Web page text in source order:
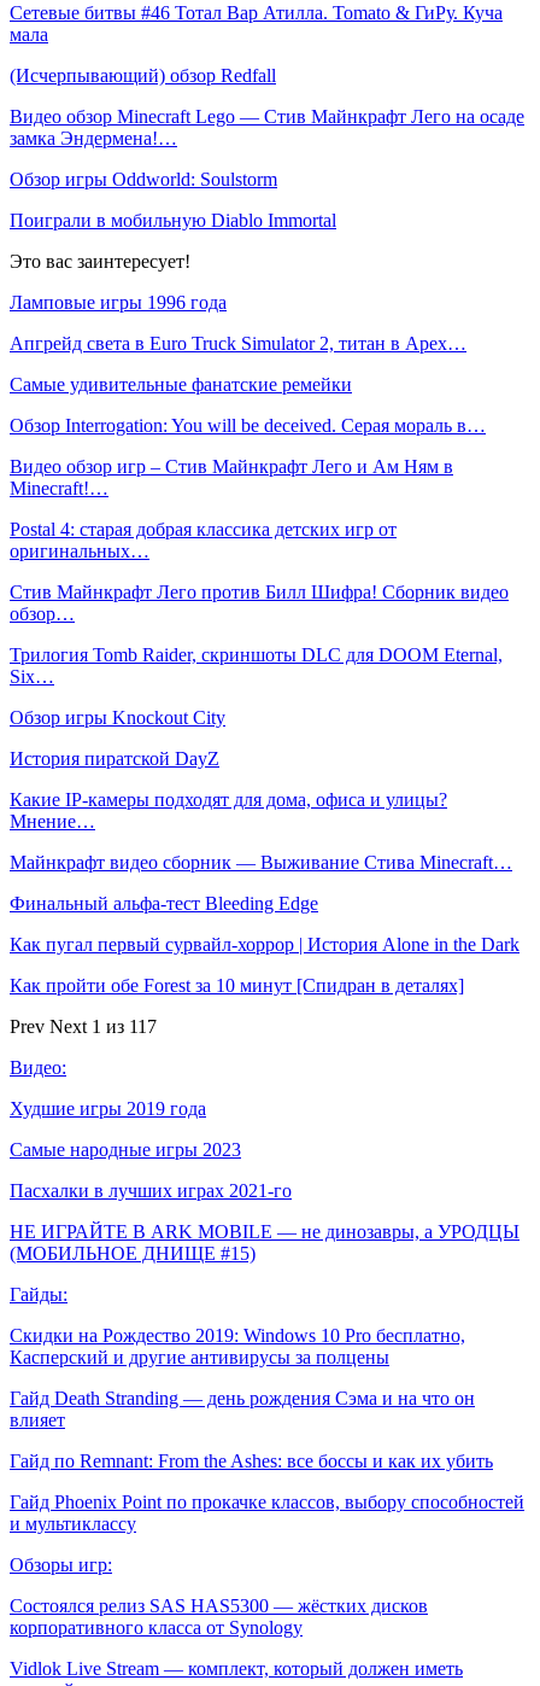
Сетевые битвы #46 Тотал Вар Атилла. Tomato & ГиРу. Куча
мала
(Исчерпывающий) обзор Redfall
Видео обзор Minecraft Lego — Стив Майнкрафт Лего на осаде
замка Эндермена!…
Обзор игры Oddworld: Soulstorm
Поиграли в мобильную Diablo Immortal
Это вас заинтересует!
Ламповые игры 1996 года
Апгрейд света в Euro Truck Simulator 2, титан в Apex…
Самые удивительные фанатские ремейки
Обзор Interrogation: You will be deceived. Серая мораль в…
Видео обзор игр – Стив Майнкрафт Лего и Ам Ням в
Minecraft!…
Postal 4: старая добрая классика детских игр от
оригинальных…
Стив Майнкрафт Лего против Билл Шифра! Сборник видео
обзор…
Трилогия Tomb Raider, скриншоты DLC для DOOM Eternal,
Six…
Обзор игры Knockout City
История пиратской DayZ
Какие IP-камеры подходят для дома, офиса и улицы?
Мнение…
Майнкрафт видео сборник — Выживание Стива Minecraft…
Финальный альфа-тест Bleeding Edge
Как пугал первый сурвайл-хоррор | История Alone in the Dark
Как пройти обе Forest за 10 минут [Спидран в деталях]
Prev Next 1 из 117
Видео:
Худшие игры 2019 года
Самые народные игры 2023
Пасхалки в лучших играх 2021-го
НЕ ИГРАЙТЕ В ARK MOBILE — не динозавры, а УРОДЦЫ
(МОБИЛЬНОЕ ДНИЩЕ #15)
Гайды:
Скидки на Рождество 2019: Windows 10 Pro бесплатно,
Касперский и другие антивирусы за полцены
Гайд Death Stranding — день рождения Сэма и на что он
влияет
Гайд по Remnant: From the Ashes: все боссы и как их убить
Гайд Phoenix Point по прокачке классов, выбору способностей
и мультиклассу
Обзоры игр:
Состоялся релиз SAS HAS5300 — жёстких дисков
корпоративного класса от Synology
Vidlok Live Stream — комплект, который должен иметь